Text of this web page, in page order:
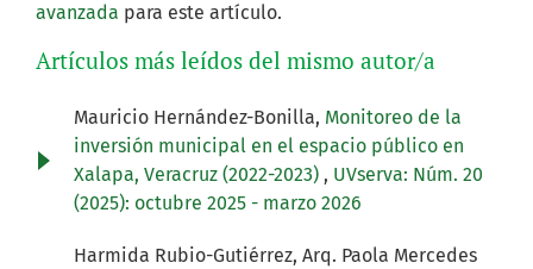
avanzada para este artículo.
Artículos más leídos del mismo autor/a
Mauricio Hernández-Bonilla, Monitoreo de la
inversión municipal en el espacio público en
Xalapa, Veracruz (2022-2023) , UVserva: Núm. 20
(2025): octubre 2025 - marzo 2026
Harmida Rubio-Gutiérrez, Arq. Paola Mercedes